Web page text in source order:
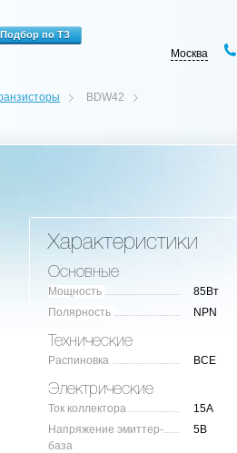
Москва
BDW42
Характеристики
Основные
Мощность
85Вт
Полярность
NPN
Технические
Распиновка BCE
Электрические
Ток коллектора
15А
Напряжение эмиттер-
база
5В